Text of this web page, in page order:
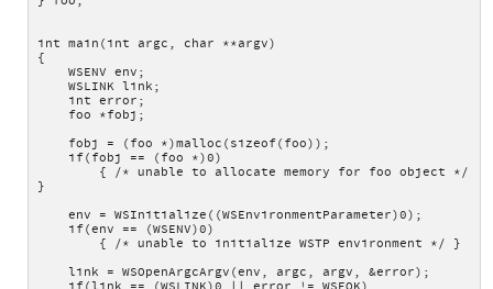
int main(int argc, char **argv)
{
WSENV env;
WSLINK link;
int error;
foo *fobj;
fobj = (foo *)malloc(sizeof(foo));
if(fobj == (foo *)0)
{ /* unable to allocate memory for foo object */
}
env = WSInitialize((WSEnvironmentParameter)0);
if(env == (WSENV)0)
{ /* unable to initialize WSTP environment */ }
link = WSOpenArgcArgv(env, argc, argv, &error);